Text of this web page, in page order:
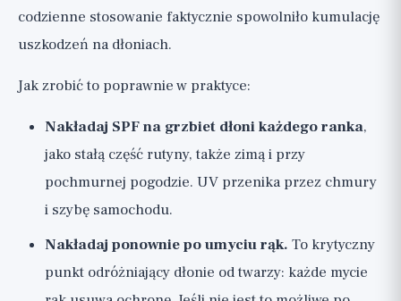
codzienne stosowanie faktycznie spowolniło kumulację
uszkodzeń na dłoniach.
Jak zrobić to poprawnie w praktyce:
Nakładaj SPF na grzbiet dłoni każdego ranka,
jako stałą część rutyny, także zimą i przy
pochmurnej pogodzie. UV przenika przez chmury
i szybę samochodu.
Nakładaj ponownie po umyciu rąk. To krytyczny
punkt odróżniający dłonie od twarzy: każde mycie